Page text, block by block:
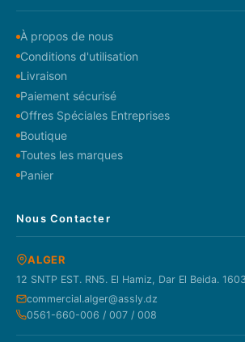
À propos de nous
Conditions d'utilisation
Livraison
Paiement sécurisé
Offres Spéciales Entreprises
Boutique
Toutes les marques
Panier
Nous Contacter
ALGER
12 SNTP EST. RN5. El Hamiz, Dar El Beida.
commercial.alger@assly.dz
0561-660-006 / 007 / 008